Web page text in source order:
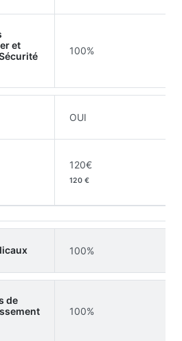
et
100%
OUI
120€
120 €
100%
de
100%